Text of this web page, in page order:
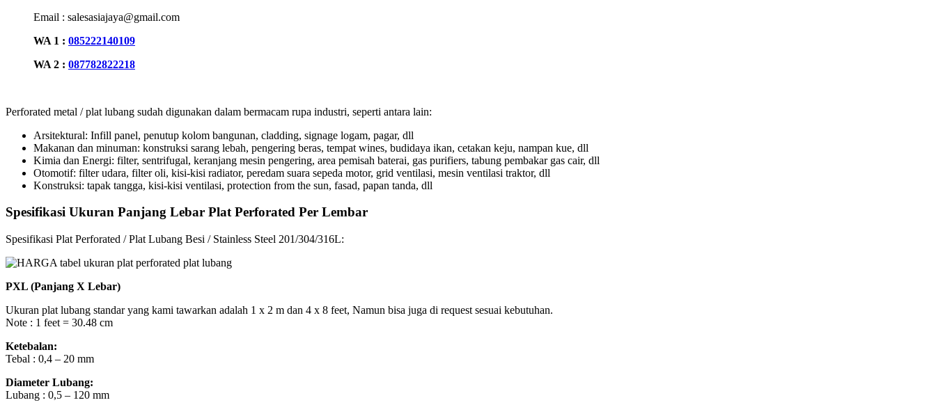
Email : salesasiajaya@gmail.com
WA 1 : 085222140109
WA 2 : 087782822218
Perforated metal / plat lubang sudah digunakan dalam bermacam rupa industri, seperti antara lain:
Arsitektural: Infill panel, penutup kolom bangunan, cladding, signage logam, pagar, dll
Makanan dan minuman: konstruksi sarang lebah, pengering beras, tempat wines, budidaya ikan, cetakan keju, nampan kue, dll
Kimia dan Energi: filter, sentrifugal, keranjang mesin pengering, area pemisah baterai, gas purifiers, tabung pembakar gas cair, dll
Otomotif: filter udara, filter oli, kisi-kisi radiator, peredam suara sepeda motor, grid ventilasi, mesin ventilasi traktor, dll
Konstruksi: tapak tangga, kisi-kisi ventilasi, protection from the sun, fasad, papan tanda, dll
Spesifikasi Ukuran Panjang Lebar Plat Perforated Per Lembar
Spesifikasi Plat Perforated / Plat Lubang Besi / Stainless Steel 201/304/316L:
PXL (Panjang X Lebar)
Ukuran plat lubang standar yang kami tawarkan adalah 1 x 2 m dan 4 x 8 feet, Namun bisa juga di request sesuai kebutuhan.
Note : 1 feet = 30.48 cm
Ketebalan:
Tebal : 0,4 – 20 mm
Diameter Lubang:
Lubang : 0,5 – 120 mm